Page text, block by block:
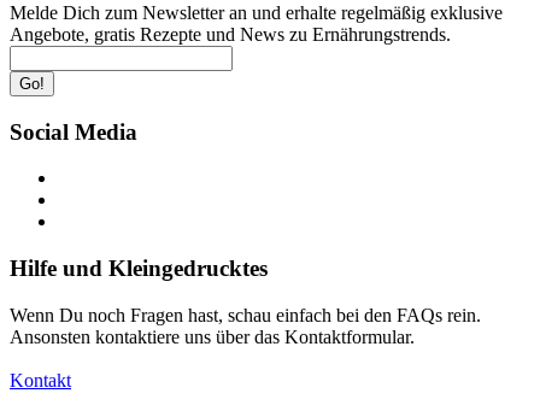
Melde Dich zum Newsletter an und erhalte regelmäßig exklusive
Angebote, gratis Rezepte und News zu Ernährungstrends.
Go!
Social Media
Hilfe und Kleingedrucktes
Wenn Du noch Fragen hast, schau einfach bei den FAQs rein.
Ansonsten kontaktiere uns über das Kontaktformular.
Kontakt